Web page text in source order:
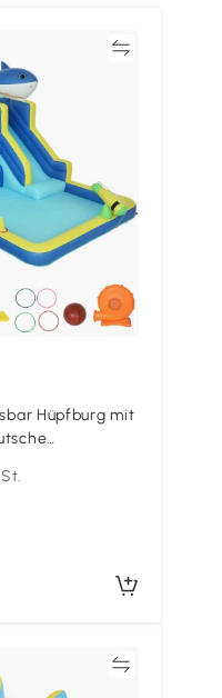
Hüpfburg mit
für 3–8 Jahre